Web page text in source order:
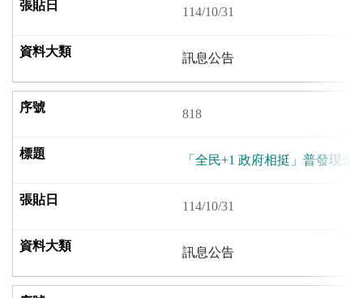
114/10/31
訊息公告
818
「全民+1 政府相挺」普發現金
114/10/31
訊息公告